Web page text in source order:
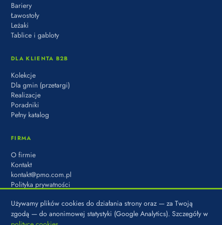
Bariery
Ławostoły
Leżaki
Tablice i gabloty
DLA KLIENTA B2B
Kolekcje
Dla gmin (przetargi)
Realizacje
Poradniki
Pełny katalog
FIRMA
O firmie
Kontakt
kontakt@pmo.com.pl
Polityka prywatności
Używamy plików cookies do działania strony oraz — za Twoją
zgodą — do anonimowej statystyki (Google Analytics). Szczegóły w